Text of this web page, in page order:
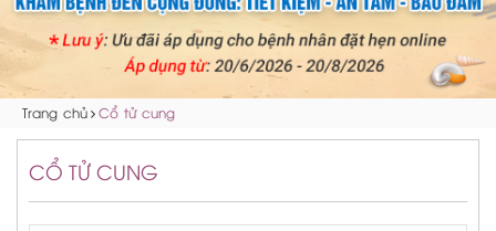
Trang chủ Cổ tử cung
CỔ TỬ CUNG